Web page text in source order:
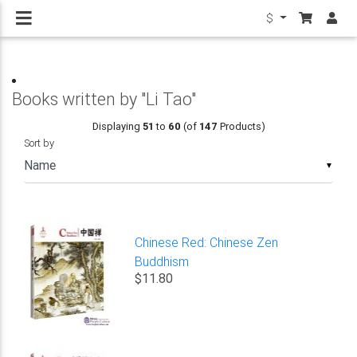
$
Books written by "Li Tao"
Displaying 51 to 60 (of 147 Products)
▼
Sort by
Chinese Red: Chinese Zen
Buddhism
$11.80